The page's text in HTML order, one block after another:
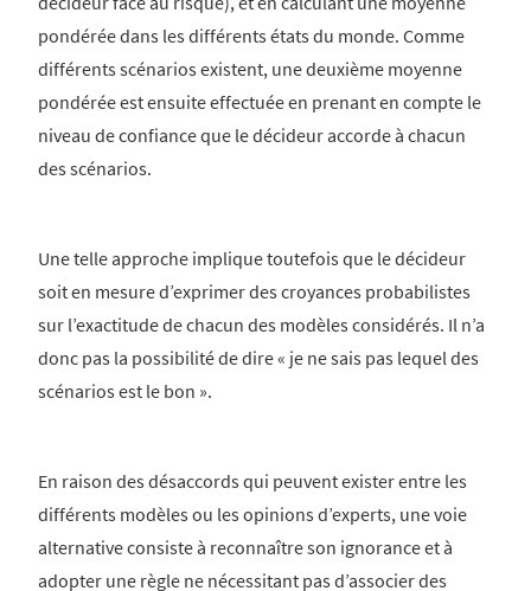
pondérée dans les différents états du monde. Comme
différents scénarios existent, une deuxième moyenne
pondérée est ensuite effectuée en prenant en compte le
niveau de confiance que le décideur accorde à chacun
des scénarios.
Une telle approche implique toutefois que le décideur
soit en mesure d’exprimer des croyances probabilistes
sur l’exactitude de chacun des modèles considérés. Il n’a
donc pas la possibilité de dire « je ne sais pas lequel des
scénarios est le bon ».
En raison des désaccords qui peuvent exister entre les
différents modèles ou les opinions d’experts, une voie
alternative consiste à reconnaître son ignorance et à
adopter une règle ne nécessitant pas d’associer des